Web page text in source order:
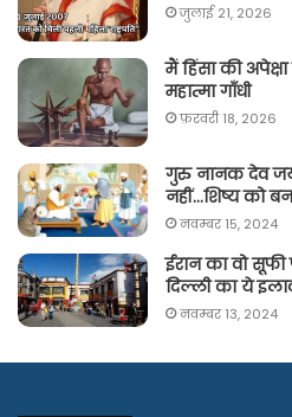
जुलाई 21, 2026
मैं हिंसा की
महात्मा गाँधी
फ़रवरी 18, 2026
गुरु नानक देव
नहीं…शिष्य को
नवम्बर 15, 2024
ईरान का वो
दिल्ली का ये
नवम्बर 13, 2024